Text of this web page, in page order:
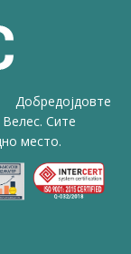
Добредојдовте
Сите
место.